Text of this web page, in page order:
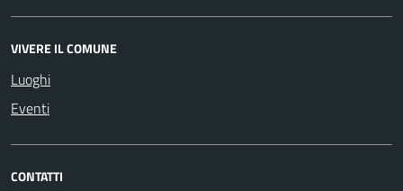
VIVERE IL COMUNE
Luoghi
Eventi
CONTATTI